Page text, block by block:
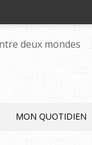
MON QUOTIDIEN